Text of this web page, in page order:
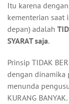
Itu karena
kementerian saat
depan) adalah
SYARAT saja.
Prinsip TIDAK
dengan dinamika
menunda
KURANG BANYAK.